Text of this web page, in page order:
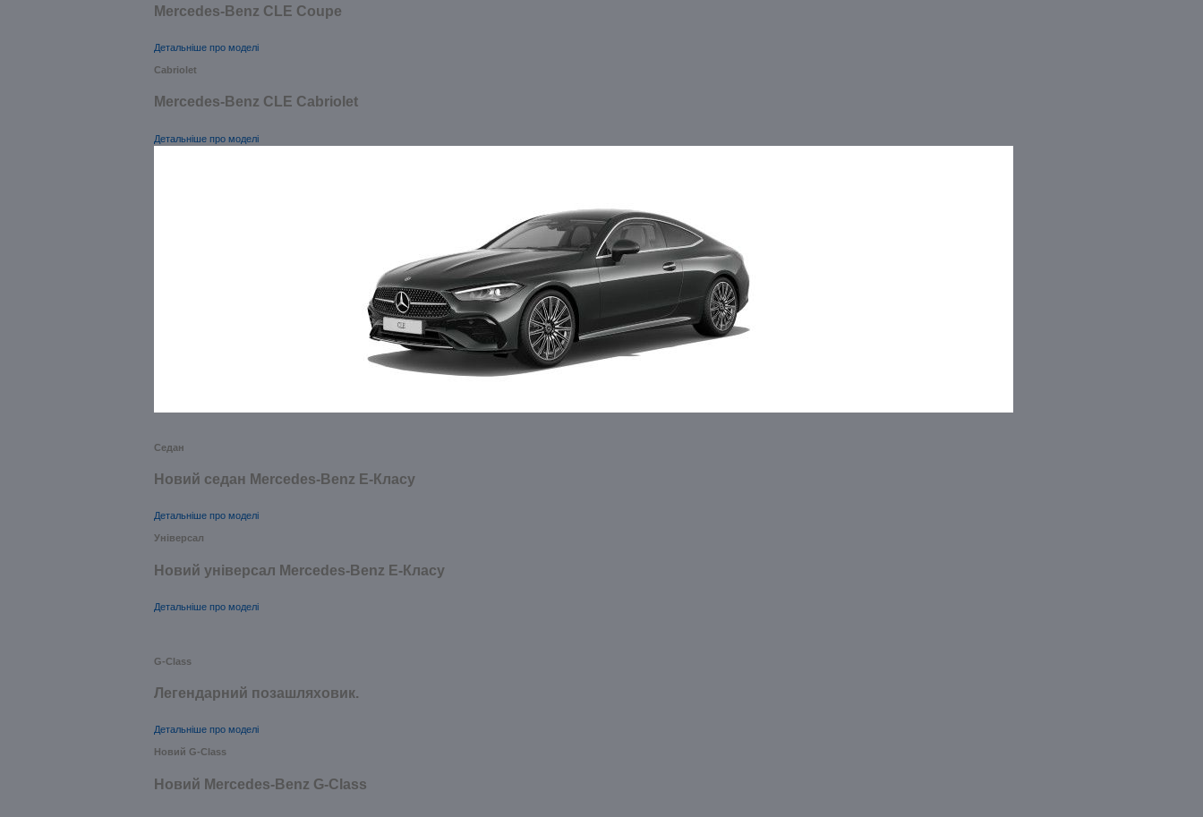
Mercedes-Benz CLE Coupe
Детальніше про моделі
Cabriolet
Mercedes-Benz CLE Cabriolet
Детальніше про моделі
Седан
Новий седан Mercedes-Benz Е-Класу
Детальніше про моделі
Універсал
Новий універсал Mercedes-Benz E-Класу
Детальніше про моделі
G-Class
Легендарний позашляховик.
Детальніше про моделі
Новий G-Class
Новий Mercedes-Benz G-Class